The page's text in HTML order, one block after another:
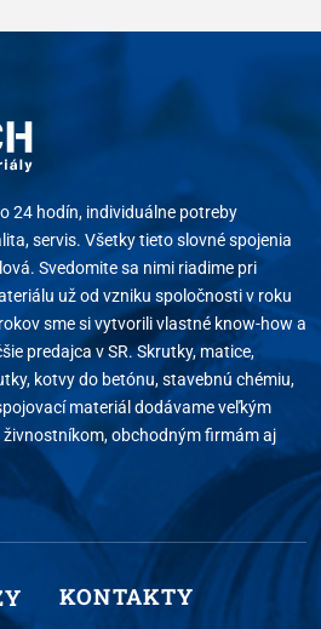
24 hodín, individuálne potreby
servis. Všetky tieto slovné spojenia
Svedomite sa nimi riadime pri
už od vzniku spoločnosti v roku
sme si vytvorili vlastné know-how a
predajca v SR. Skrutky, matice,
kotvy do betónu, stavebnú chémiu,
materiál dodávame veľkým
obchodným firmám aj
KONTAKTY